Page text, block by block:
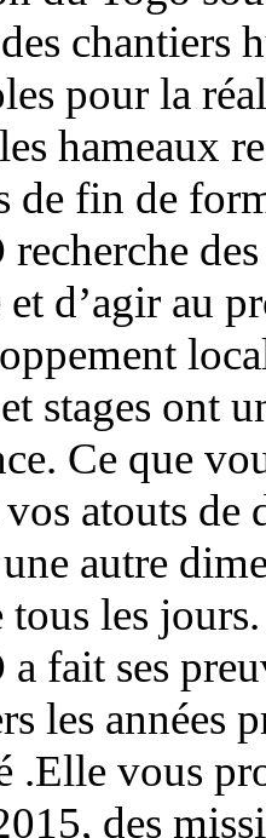
chantiers
pour la
hameaux
de fin de
et d’agir au
stages ont
Ce que
atouts de
autre
les jours.
fait ses
les années
.Elle vous
des